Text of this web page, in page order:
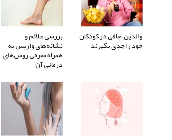
والدین، چاقی در کودکان
خود را جدی بگیرند
بررسی علائم و
نشانه‌های واریس به
همراه معرفی روش‌های
درمانی آن